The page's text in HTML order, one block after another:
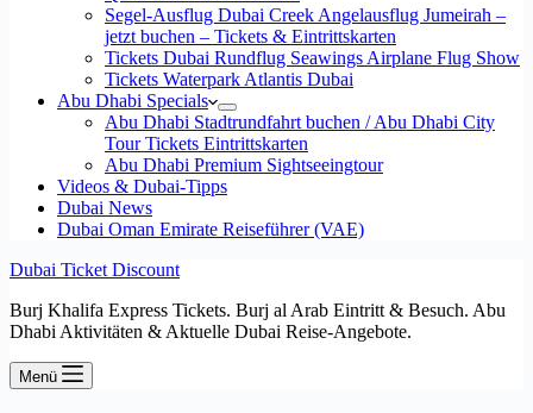
Segel-Ausflug Dubai Creek Angelausflug Jumeirah –
jetzt buchen – Tickets & Eintrittskarten
Tickets Dubai Rundflug Seawings Airplane Flug Show
Tickets Waterpark Atlantis Dubai
Abu Dhabi Specials
Abu Dhabi Stadtrundfahrt buchen / Abu Dhabi City
Tour Tickets Eintrittskarten
Abu Dhabi Premium Sightseeingtour
Videos & Dubai-Tipps
Dubai News
Dubai Oman Emirate Reiseführer (VAE)
Dubai Ticket Discount
Burj Khalifa Express Tickets. Burj al Arab Eintritt & Besuch. Abu
Dhabi Aktivitäten & Aktuelle Dubai Reise-Angebote.
Menü